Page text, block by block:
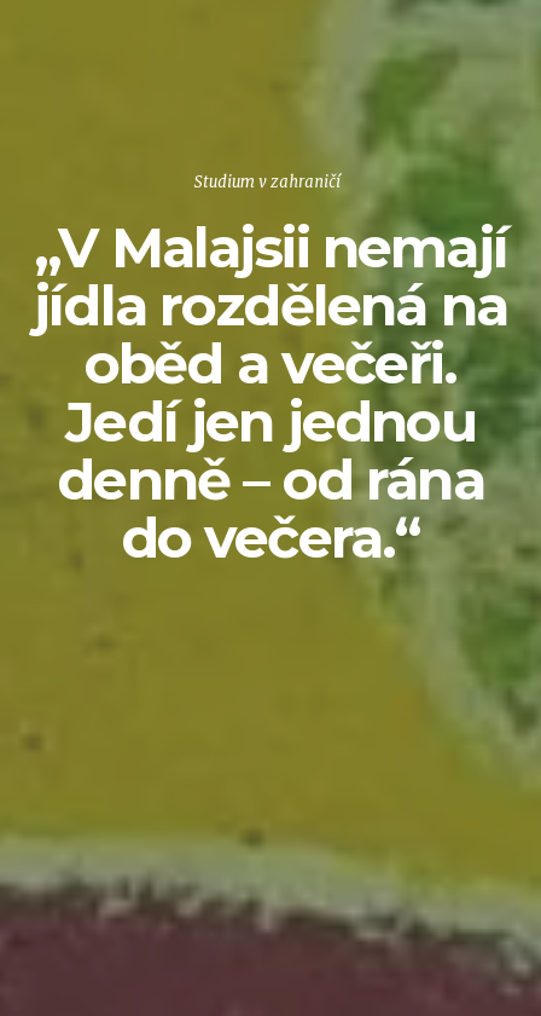
Studium v zahraničí
„V Malajsii nemají
jídla rozdělená na
oběd a večeři.
Jedí jen jednou
denně – od rána
do večera.“